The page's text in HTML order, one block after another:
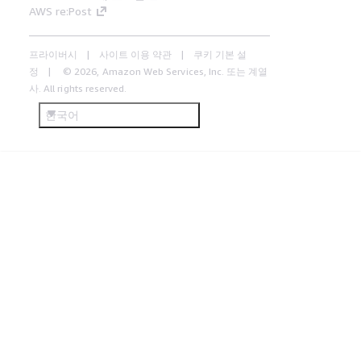
AWS re:Post
프라이버시 사이트 이용 약관
쿠키 기본 설
정
© 2026, Amazon Web Services, Inc. 또는 계열
사. All rights reserved.
한국어